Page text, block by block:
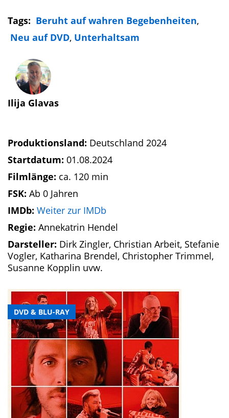
DVD & BLU-RAY
Tags: Beruht auf wahren Begebenheiten,
Neu auf DVD, Unterhaltsam
Ilija Glavas
Produktionsland: Deutschland 2024
Startdatum: 01.08.2024
Filmlänge: ca. 120 min
FSK: Ab 0 Jahren
IMDb: Weiter zur IMDb
Regie: Annekatrin Hendel
Darsteller: Dirk Zingler, Christian Arbeit, Stefanie
Vogler, Katharina Brendel, Christopher Trimmel,
Susanne Kopplin uvw.